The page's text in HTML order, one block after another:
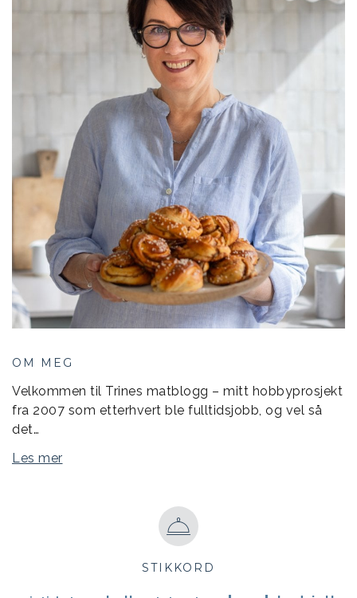
OM MEG
Velkommen til Trines matblogg – mitt hobbyprosjekt
fra 2007 som etterhvert ble fulltidsjobb, og vel så
det…
Les mer
STIKKORD